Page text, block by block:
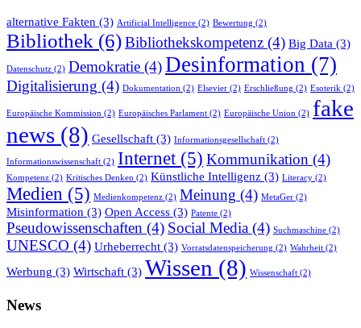
alternative Fakten (3) Artificial Intelligence (2) Bewertung (2)
Bibliothek (6)Bibliothekskompetenz (4) Big Data (3)
Datenschutz (2) Demokratie (4)Desinformation (7)
Digitalisierung (4) Dokumentation (2) Elsevier (2) Erschließung (2) Esoterik (2)
Europäische Kommission (2) Europäisches Parlament (2) Europäische Union (2) fake
news (8) Gesellschaft (3) Informationsgesellschaft (2)
Informationswissenschaft (2) Internet(5) Kommunikation (4)
Kompetenz (2) Kritisches Denken (2) Künstliche Intelligenz (3) Literacy (2)
Medien (5) Medienkompetenz (2) Meinung (4) MetaGer (2)
Misinformation (3) Open Access (3) Patente (2)
Pseudowissenschaften (4) Social Media (4) Suchmaschine (2)
UNESCO (4) Urheberrecht (3) Vorratsdatenspeicherung (2) Wahrheit (2)
Werbung (3) Wirtschaft (3) Wissen (8) Wissenschaft (2)
News